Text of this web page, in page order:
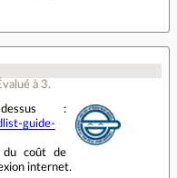
à 3.
:
guide-
du coût de
internet.